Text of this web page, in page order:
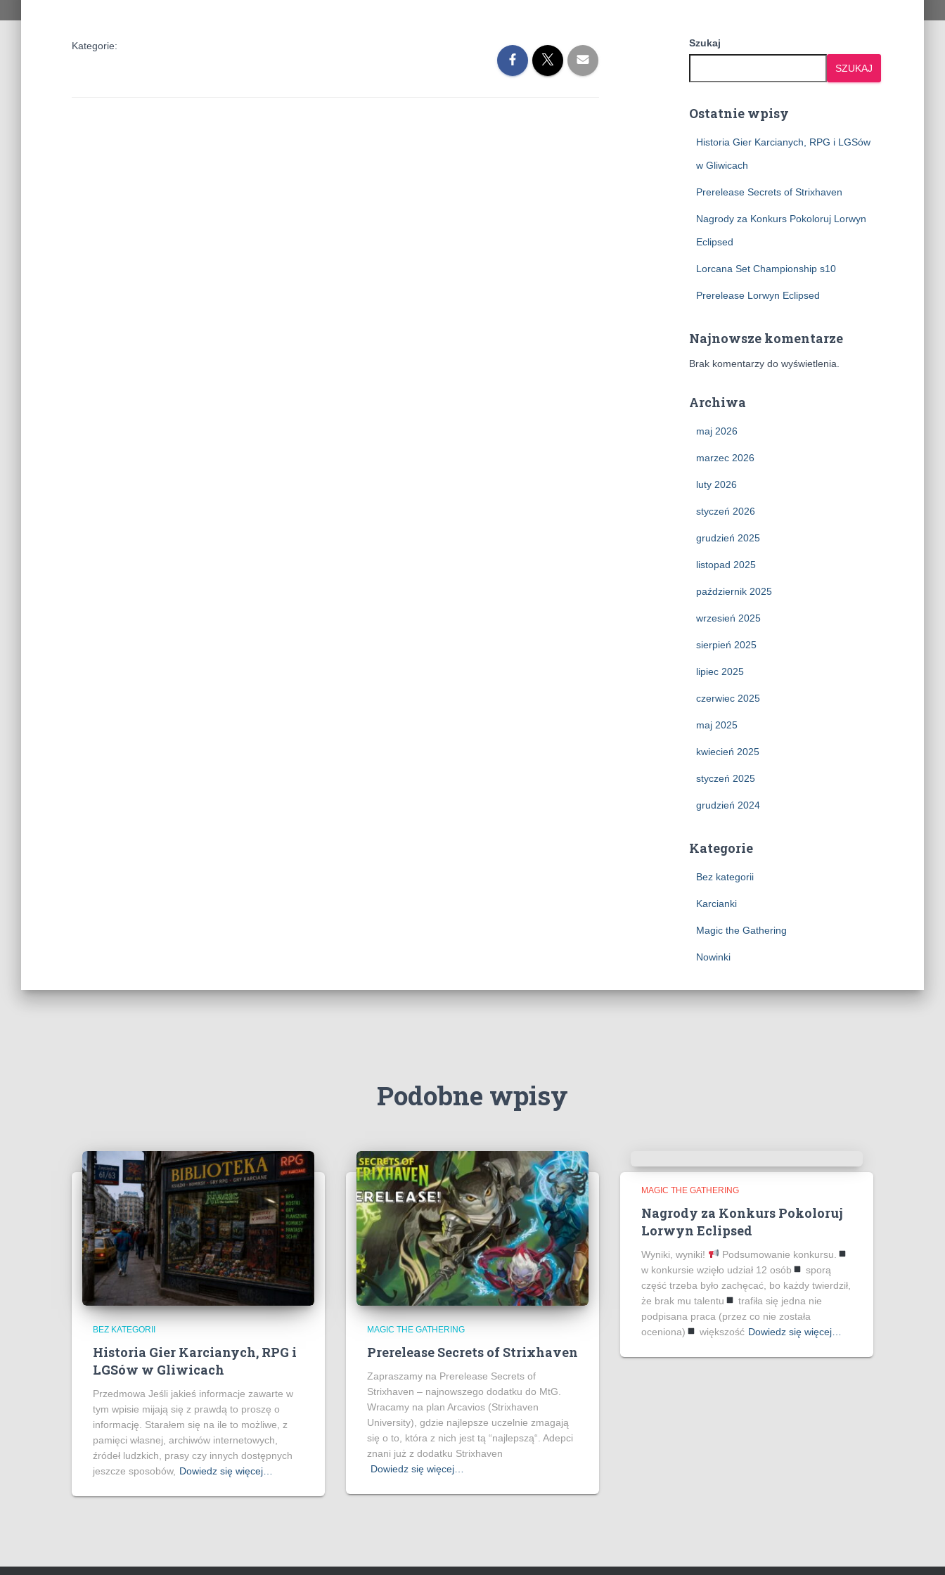
Kategorie: Szukaj
SZUKAJ
Ostatnie wpisy
Historia Gier Karcianych, RPG i LGSów
w Gliwicach
Prerelease Secrets of Strixhaven
Nagrody za Konkurs Pokoloruj Lorwyn
Eclipsed
Lorcana Set Championship s10
Prerelease Lorwyn Eclipsed
Najnowsze komentarze
Brak komentarzy do wyświetlenia.
Archiwa
maj 2026
marzec 2026
luty 2026
styczeń 2026
grudzień 2025
listopad 2025
październik 2025
wrzesień 2025
sierpień 2025
lipiec 2025
czerwiec 2025
maj 2025
kwiecień 2025
styczeń 2025
grudzień 2024
Kategorie
Bez kategorii
Karcianki
Magic the Gathering
Nowinki
Podobne wpisy
BEZ KATEGORII
Historia Gier Karcianych, RPG i
LGSów w Gliwicach
Przedmowa Jeśli jakieś informacje zawarte w
tym wpisie mijają się z prawdą to proszę o
informację. Starałem się na ile to możliwe, z
pamięci własnej, archiwów internetowych,
źródeł ludzkich, prasy czy innych dostępnych
jeszcze sposobów, Dowiedz się więcej…
MAGIC THE GATHERING
Prerelease Secrets of Strixhaven
Zapraszamy na Prerelease Secrets of
Strixhaven – najnowszego dodatku do MtG.
Wracamy na plan Arcavios (Strixhaven
University), gdzie najlepsze uczelnie zmagają
się o to, która z nich jest tą “najlepszą“. Adepci
znani już z dodatku Strixhaven
Dowiedz się więcej…
MAGIC THE GATHERING
Nagrody za Konkurs Pokoloruj
Lorwyn Eclipsed
Wyniki, wyniki!
Podsumowanie konkursu.
w konkursie wzięło udział 12 osób
sporą
część trzeba było zachęcać, bo każdy twierdził,
że brak mu talentu
trafiła się jedna nie
podpisana praca (przez co nie została
oceniona)
większość Dowiedz się więcej…